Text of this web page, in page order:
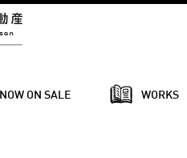
NOW ON SALE WORKS